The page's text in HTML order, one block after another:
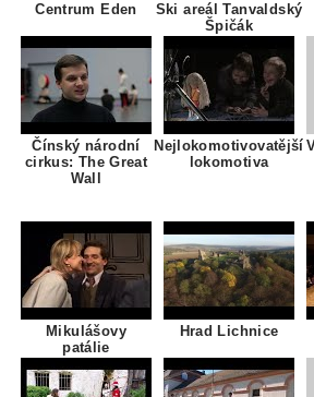
Centrum Eden
Ski areál Tanvaldský
Špičák
Čínský národní
cirkus: The Great
Wall
Nejlokomotivovatější
lokomotiva
Mikulášovy
patálie
Hrad Lichnice